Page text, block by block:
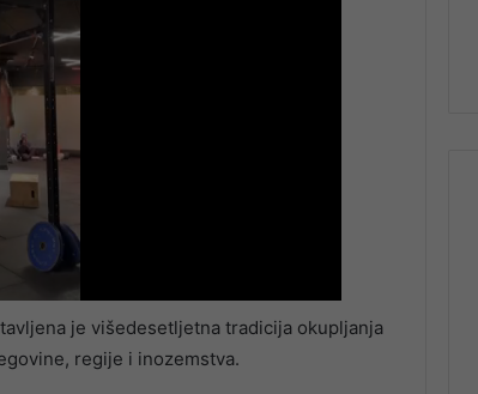
je višedesetljetna tradicija okupljanja
regije i inozemstva.